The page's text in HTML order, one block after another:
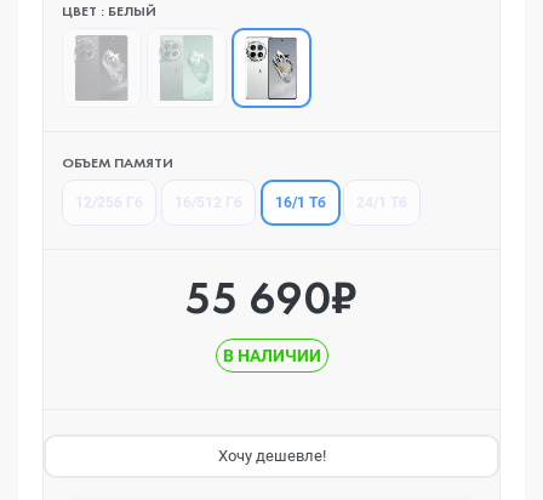
ЦВЕТ : БЕЛЫЙ
ОБЪЕМ ПАМЯТИ
16/1 Тб
55 690₽
В НАЛИЧИИ
Хочу дешевле!